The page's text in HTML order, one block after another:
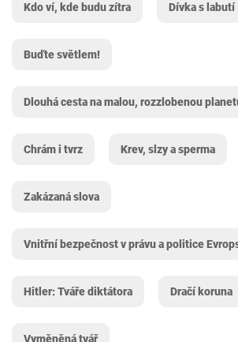
Kdo ví, kde budu zítra Dívka s labutí
Buďte světlem!
Dlouhá cesta na malou, rozzlobenou
Chrám i tvrz Krev, slzy a sperma
Zakázaná slova
Vnitřní bezpečnost v právu a politice
Hitler: Tváře diktátora Dračí koruna
Vyměněná tvář